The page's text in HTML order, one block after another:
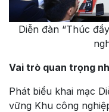
Diễn đàn “Thúc
Vai trò quan trọng
Phát biểu khai mạc
vững Khu công